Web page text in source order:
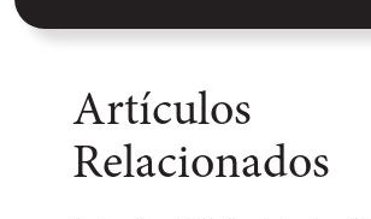
Artículos
Relacionados